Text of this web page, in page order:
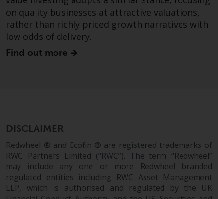
Anlageziele, das Risiko sowie die
Gebühren und Ausgaben des
Fonds prüfen. Diese und andere
Informationen finden Sie im
Verkaufsprospekt des Fonds, der
lesen Sie den Verkaufsprospekt
sorgfältig durch, bevor Sie
investieren.
Andere auf dieser Website
beschriebene Fonds unterliegen
on quality businesses at attractive valuations,
rather than richly priced growth narratives with
low odds of delivery.
Find out more
DISCLAIMER
Redwheel ® and Ecofin ® are registered trademarks of
RWC Partners Limited (“RWC”). The term “Redwheel”
may include any one or more Redwheel branded
regulated entities including RWC Asset Management
LLP, which is authorised and regulated by the UK